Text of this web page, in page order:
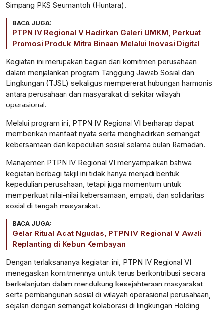
Simpang PKS Seumantoh (Huntara).
BACA JUGA:
PTPN IV Regional V Hadirkan Galeri UMKM, Perkuat
Promosi Produk Mitra Binaan Melalui Inovasi Digital
Kegiatan ini merupakan bagian dari komitmen perusahaan
dalam menjalankan program Tanggung Jawab Sosial dan
Lingkungan (TJSL) sekaligus mempererat hubungan harmonis
antara perusahaan dan masyarakat di sekitar wilayah
operasional.
Melalui program ini, PTPN IV Regional VI berharap dapat
memberikan manfaat nyata serta menghadirkan semangat
kebersamaan dan kepedulian sosial selama bulan Ramadan.
Manajemen PTPN IV Regional VI menyampaikan bahwa
kegiatan berbagi takjil ini tidak hanya menjadi bentuk
kepedulian perusahaan, tetapi juga momentum untuk
memperkuat nilai-nilai kebersamaan, empati, dan solidaritas
sosial di tengah masyarakat.
BACA JUGA:
Gelar Ritual Adat Ngudas, PTPN IV Regional V Awali
Replanting di Kebun Kembayan
Dengan terlaksananya kegiatan ini, PTPN IV Regional VI
menegaskan komitmennya untuk terus berkontribusi secara
berkelanjutan dalam mendukung kesejahteraan masyarakat
serta pembangunan sosial di wilayah operasional perusahaan,
sejalan dengan semangat kolaborasi di lingkungan Holding